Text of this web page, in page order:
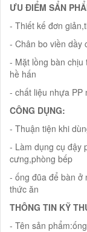
ƯU ĐIỂM SẨN
- Thiết kế đơn
- Chân bo viền dầy
- Mặt lồng bàn
hề hấn
- chất liệu nhựa PP
CÔNG DỤNG:
- Thuận tiện khi
- Làm dụng cụ đậy
cưng,phòng bếp
- ống đũa để bàn ở
thức ăn
THÔNG TIN KỸ
- Tên sản